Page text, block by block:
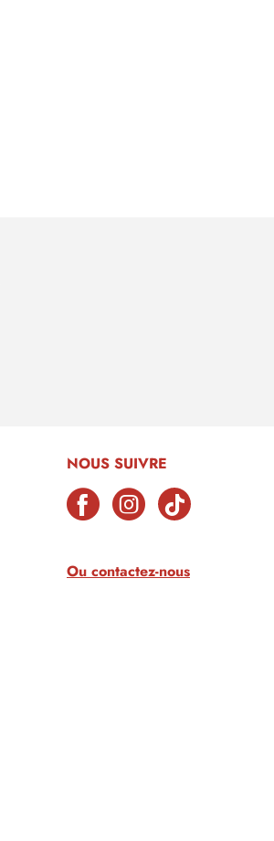
NOUS SUIVRE
Ou contactez-nous